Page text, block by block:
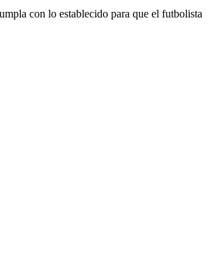
con lo establecido para que el futbolista